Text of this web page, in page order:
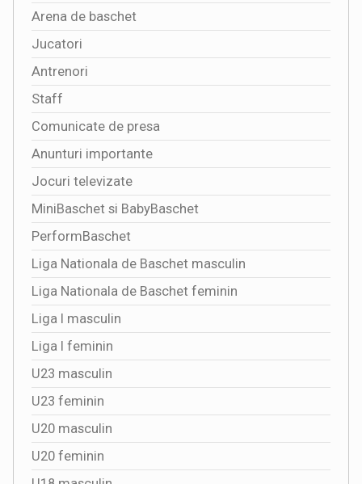
Arena de baschet
Jucatori
Antrenori
Staff
Comunicate de presa
Anunturi importante
Jocuri televizate
MiniBaschet si BabyBaschet
PerformBaschet
Liga Nationala de Baschet masculin
Liga Nationala de Baschet feminin
Liga I masculin
Liga I feminin
U23 masculin
U23 feminin
U20 masculin
U20 feminin